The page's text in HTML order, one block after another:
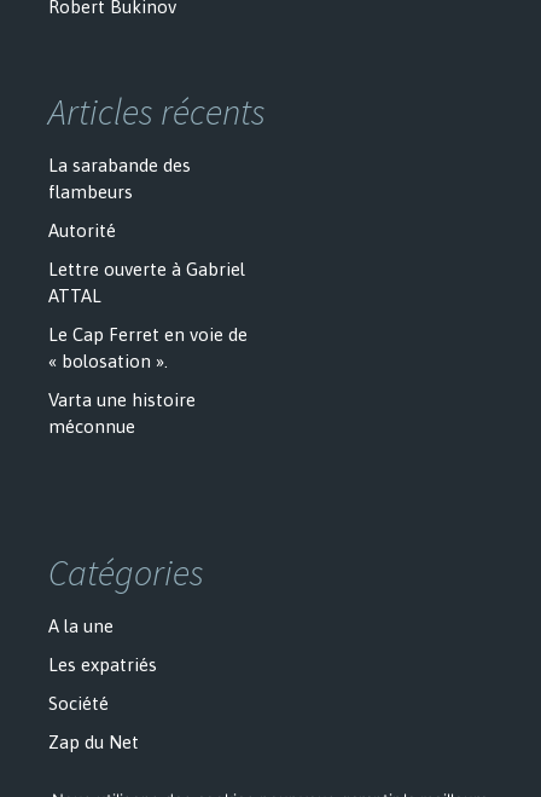
Robert Bukinov
Articles récents
La sarabande des
flambeurs
Autorité
Lettre ouverte à Gabriel
ATTAL
Le Cap Ferret en voie de
« bolosation ».
Varta une histoire
méconnue
Catégories
A la une
Les expatriés
Société
Zap du Net